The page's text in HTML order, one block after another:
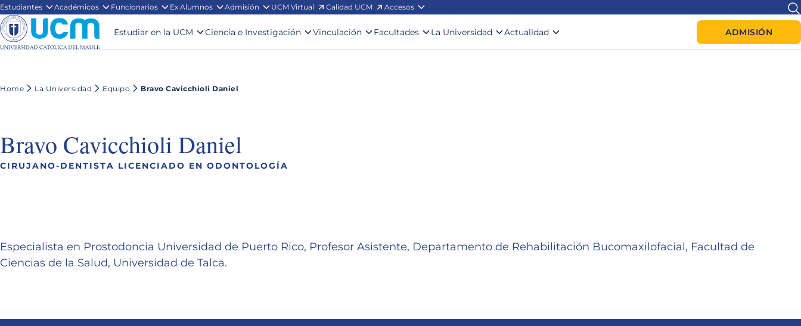
Estudiantes Académicos Funcionarios Ex Alumnos Admisión UCM Virtual Calidad UCM Accesos
Estudiar en la UCM Ciencia e Investigación Vinculación Facultades La Universidad Actualidad ADMISIÓN
Home La Universidad Equipo Bravo Cavicchioli Daniel
Bravo Cavicchioli Daniel
CIRUJANO-DENTISTA LICENCIADO EN ODONTOLOGÍA
Especialista en Prostodoncia Universidad de Puerto Rico, Profesor Asistente, Departamento de Rehabilitación Bucomaxilofacial, Facultad de
Ciencias de la Salud, Universidad de Talca.